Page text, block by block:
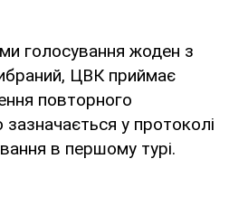
голосування жоден з
ЦВК приймає
повторного
у протоколі
в першому турі.